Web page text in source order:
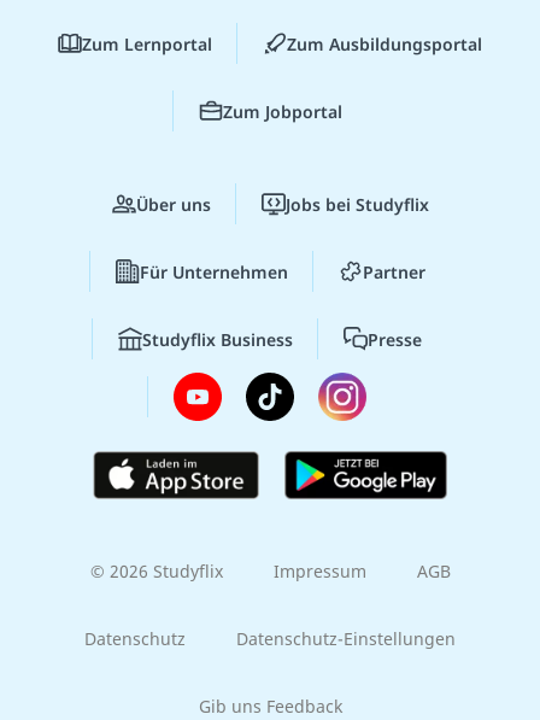
Zum Lernportal Zum Ausbildungsportal
Zum Jobportal
Über uns Jobs bei Studyflix
Für Unternehmen Partner
Studyflix Business Presse
© 2026 Studyflix Impressum AGB
Datenschutz Datenschutz-Einstellungen
Gib uns Feedback